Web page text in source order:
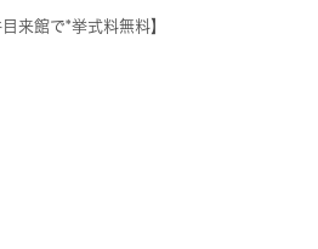
来館で*挙式料無料】